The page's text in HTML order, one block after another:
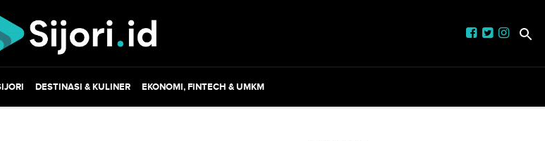
DESTINASI & KULINER EKONOMI, FINTECH & UMKM